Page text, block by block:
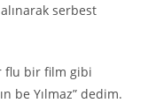
serbest
flu bir film gibi
be Yılmaz” dedim.